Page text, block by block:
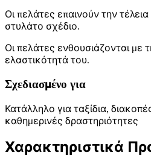
Οι πελάτες επαινούν την
στυλάτο σχέδιο.
Οι πελάτες ενθουσιάζονται με
ελαστικότητά του.
Σχεδιασμένο για
Κατάλληλο για ταξίδια,
καθημερινές δραστηριότητες
Χαρακτηριστικά